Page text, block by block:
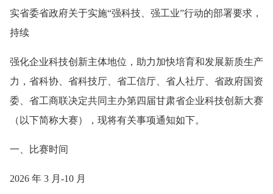
实省委省政府关于实施“强科技、强工业”行动的部署要求，
持续
强化企业科技创新主体地位，助力加快培育和发展新质生产
力，省科协、省科技厅、省工信厅、省人社厅、省政府国资
委、省工商联决定共同主办第四届甘肃省企业科技创新大赛
（以下简称大赛），现将有关事项通知如下。
一、比赛时间
2026 年 3 月-10 月